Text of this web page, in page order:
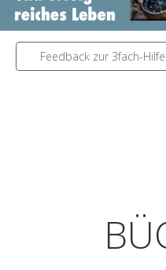
Feedback zur 3fach-Hilfe